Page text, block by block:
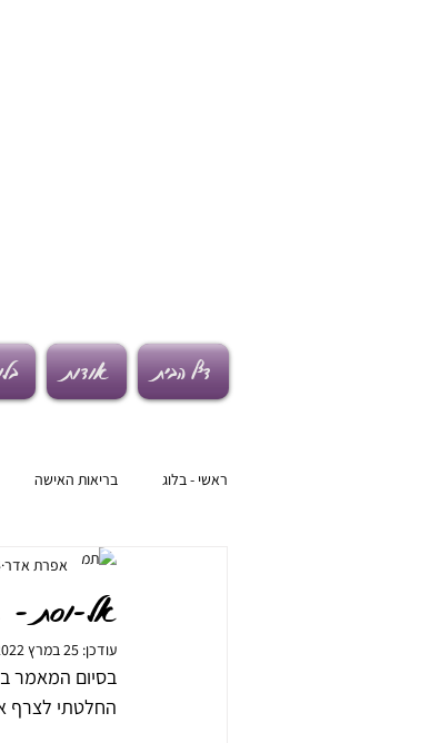
ראשי - בלוג בריאות האישה
ארומתרפיה / שמנים אתריים
אל-וסת –
אפרת אדר
עודכן: 25 במרץ 2022
בסיום המאמר
החלטתי לצרף
דף הבית אודות